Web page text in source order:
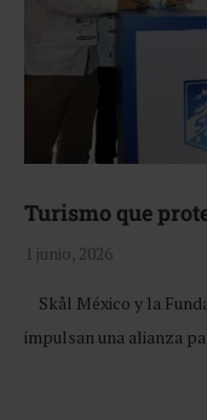
Turismo que
1 junio, 2026
Skål México y la
impulsan una alianza